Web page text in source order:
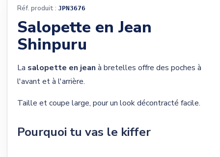
Réf. produit : JPN3676
Salopette en Jean
Shinpuru
La salopette en jean à bretelles offre des poches à
l'avant et à l'arrière.
Taille et coupe large, pour un look décontracté facile.
Pourquoi tu vas le kiffer